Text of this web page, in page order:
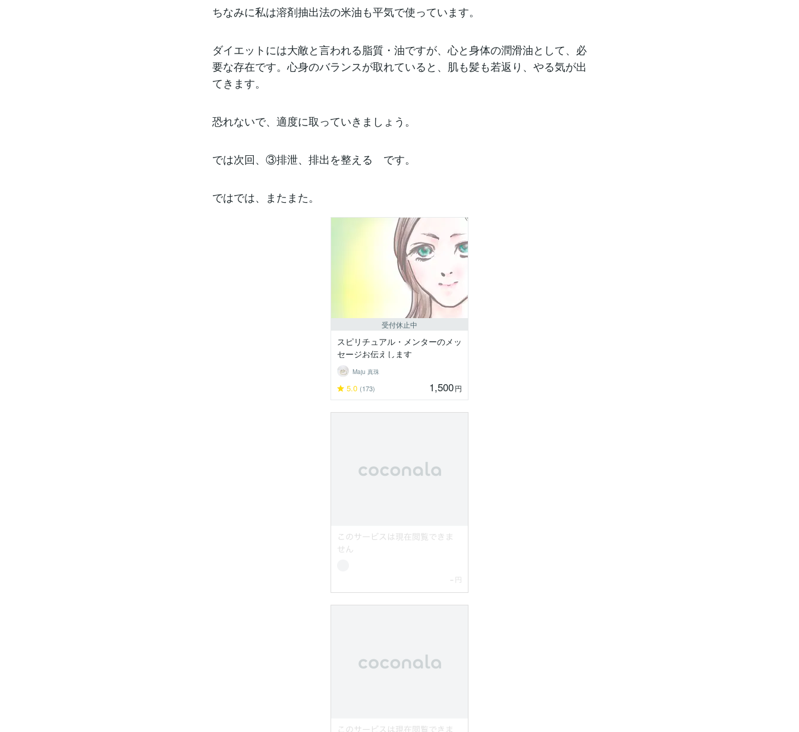
ちなみに私は溶剤抽出法の米油も平気で使っています。
ダイエットには大敵と言われる脂質・油ですが、心と身体の潤滑油として、必
要な存在です。心身のバランスが取れていると、肌も髪も若返り、やる気が出
てきます。
恐れないで、適度に取っていきましょう。
では次回、③排泄、排出を整える です。
ではでは、またまた。
受付休止中
スピリチュアル・メンターのメッ
セージお伝えします
Maju 真珠
5.0 (173) 1,500円